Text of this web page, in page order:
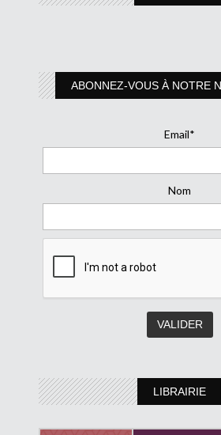
ABONNEZ-VOUS À NOTRE
Email*
Nom
LIBRAIRIE